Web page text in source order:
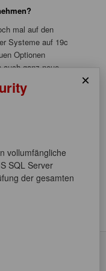
mal auf den
Systeme auf 19c
Optionen
auch ganz neue
in einem System.
KVM und Bare
Allgemein,
×
vollumfängliche
SQL Server
der gesamten